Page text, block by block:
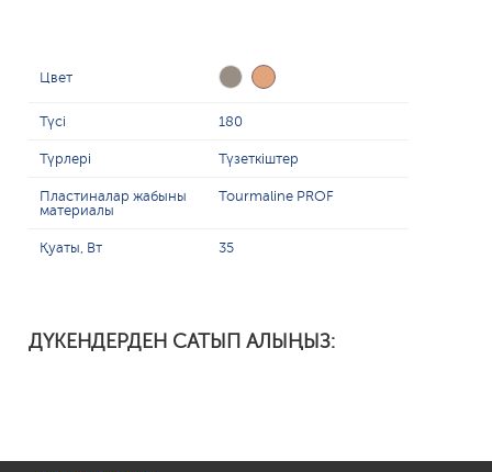
Цвет
Түсі 180
Түрлері Түзеткіштер
Пластиналар жабыны
материалы
Tourmaline PROF
Қуаты, Вт 35
ДҮКЕНДЕРДЕН САТЫП АЛЫҢЫЗ: